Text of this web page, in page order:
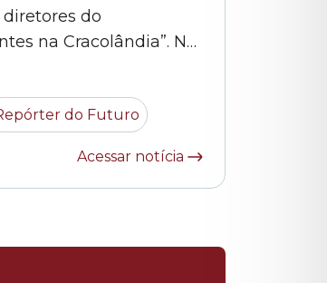
do
na Cracolândia”. No
que retrata a atuação
da Cracolândia.
do Futuro
Acessar notícia